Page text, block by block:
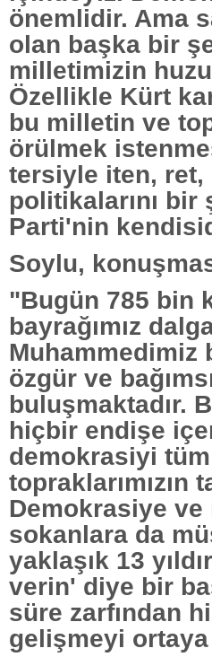
önemlidir. Ama
olan başka bir
milletimizin
Özellikle Kürt
bu milletin ve
örülmek
tersiyle iten,
politikalarını bir
Parti'nin
Soylu,
"Bugün 785 bin
bayrağımız
Muhammedimiz
özgür ve
buluşmaktadır.
hiçbir endişe
demokrasiyi
topraklarımızın
Demokrasiye
sokanlara da
yaklaşık 13
verin' diye bir
süre zarfından
gelişmeyi